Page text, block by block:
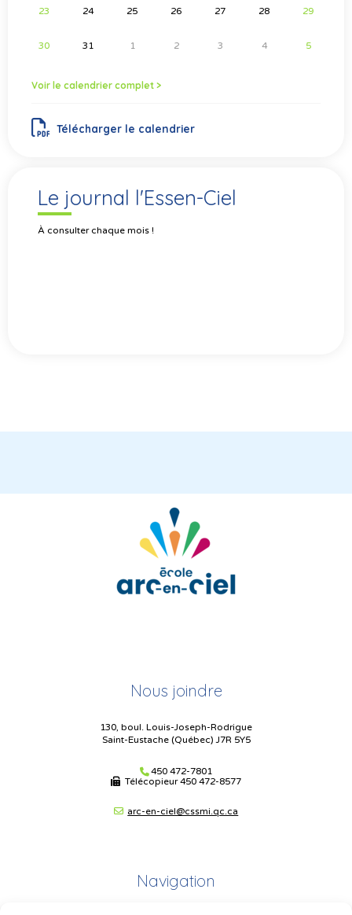
23 24 25 26 27 28 29
30 31 1 2 3 4 5
Voir le calendrier complet >
Télécharger le calendrier
Le journal l'Essen-Ciel
À consulter chaque mois !
Nous joindre
130, boul. Louis-Joseph-Rodrigue
Saint-Eustache (Québec) J7R 5Y5
450 472-7801
Télécopieur450 472-8577
arc-en-ciel@cssmi.qc.ca
Navigation